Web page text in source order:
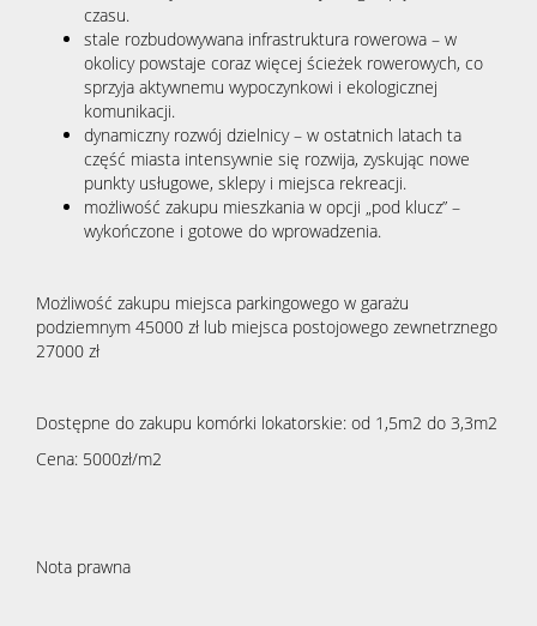
czasu.
stale rozbudowywana infrastruktura rowerowa – w
okolicy powstaje coraz więcej ścieżek rowerowych, co
sprzyja aktywnemu wypoczynkowi i ekologicznej
komunikacji.
dynamiczny rozwój dzielnicy – w ostatnich latach ta
część miasta intensywnie się rozwija, zyskując nowe
punkty usługowe, sklepy i miejsca rekreacji.
możliwość zakupu mieszkania w opcji „pod klucz” –
wykończone i gotowe do wprowadzenia.
Możliwość zakupu miejsca parkingowego w garażu
podziemnym 45000 zł lub miejsca postojowego zewnetrznego
27000 zł
Dostępne do zakupu komórki lokatorskie: od 1,5m2 do 3,3m2
Cena: 5000zł/m2
Nota prawna